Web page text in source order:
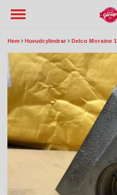
Hem Huvudcylindrar Delco Moraine